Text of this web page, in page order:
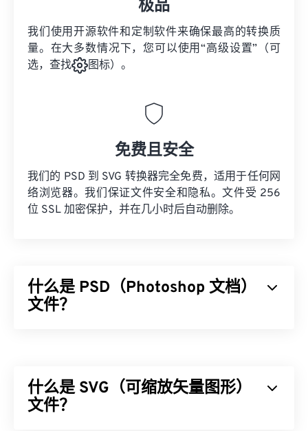
极品
我们使用开源软件和定制软件来确保最高的转换质
量。在大多数情况下，您可以使用“高级设置”（可
选，查找
图标）。
免费且安全
我们的 PSD 到 SVG 转换器完全免费，适用于任何网
络浏览器。我们保证文件安全和隐私。文件受 256
位 SSL 加密保护，并在几小时后自动删除。
什么是 PSD（Photoshop 文档）
文件？
层、矢量路径、对象、滤镜等复杂数组存储在一个文
件中！PSD 允许用户对图像或图形设计的各个组件
什么是 SVG（可缩放矢量图形）
文件？